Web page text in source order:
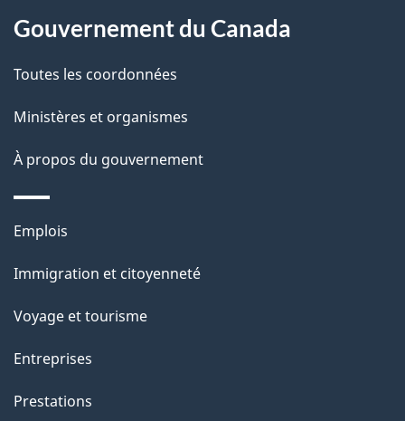
a
g
e
t
o
a
t
i
o
s
u
c
e
Gouvernement du Canada
Toutes les coordonnées
Ministères et organismes
À propos du gouvernement
Thèmes
sujets
Emplois
Immigration et citoyenneté
Voyage et tourisme
Entreprises
Prestations